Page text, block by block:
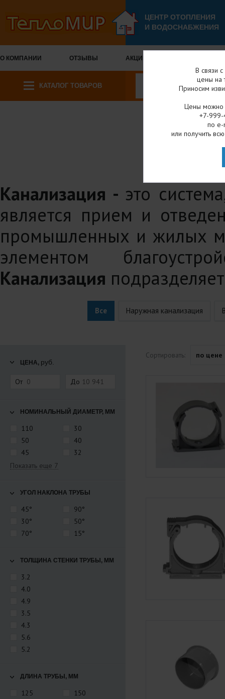
ЦЕНТР ОТОПЛЕНИЯ
И ВОДОСНАБЖЕНИЯ
О КОМПАНИИ ОТЗЫВЫ АКЦИИ И СКИДКИ
КАТАЛОГ ТОВАРОВ
Канализация - это
является прием и
промышленных и жилых
элементом
Канализация
Все Наружная канализация
ЦЕНА, руб.
От До
НОМИНАЛЬНЫЙ ДИАМЕТР, ММ
110
30
50
40
45
32
Показать еще 7
УГОЛ НАКЛОНА ТРУБЫ
45°
90°
30°
50°
70°
15°
ТОЛЩИНА СТЕНКИ ТРУБЫ, ММ
3.2
4.0
4.9
3.5
4.3
5.6
5.2
ДЛИНА ТРУБЫ, ММ
125
150
Сортировать: по цене
В связи
цены на
Приносим
Цены можно
+7-
по
или получить